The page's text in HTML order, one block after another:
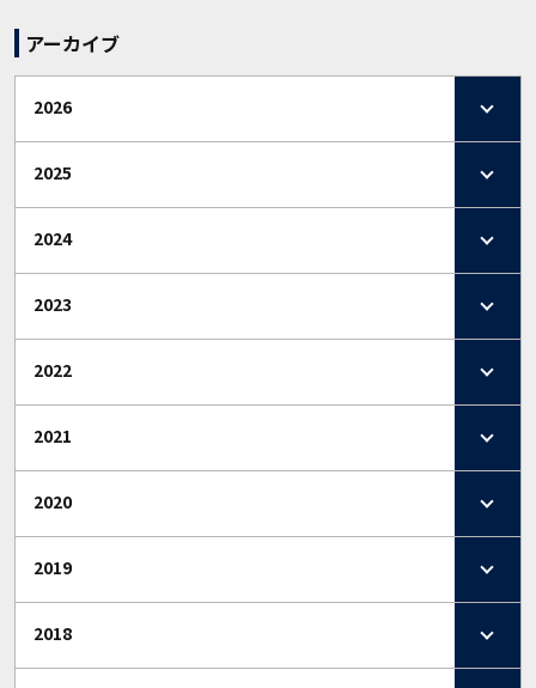
アーカイブ
2026
2025
2024
2023
2022
2021
2020
2019
2018